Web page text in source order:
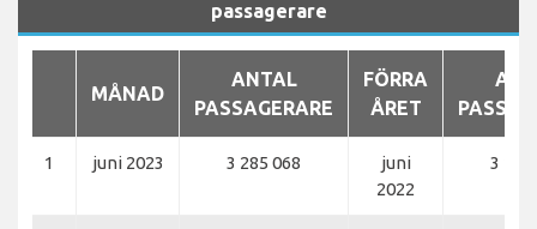
passagerare
MÅNAD
ANTAL
PASSAGERARE
FÖRRA
ÅRET
1 juni 2023 3 285 068
juni
2022
3 174